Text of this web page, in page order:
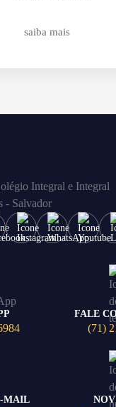
saiba mais
FALE
(71)
MAIL